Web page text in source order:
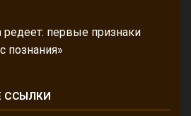
первые признаки
познания»
ССЫЛКИ